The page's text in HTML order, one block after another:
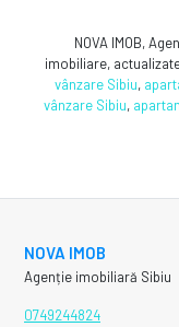
NOVA IMOB,
imobiliare,
vânzare Sibiu,
vânzare Sibiu,
NOVA IMOB
Agenție imobiliară Sibiu
0749244824